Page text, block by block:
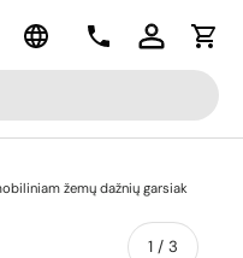
Kalba
KontaktaiPrisijungti
žemų dažnių garsiak
1 / apie
3